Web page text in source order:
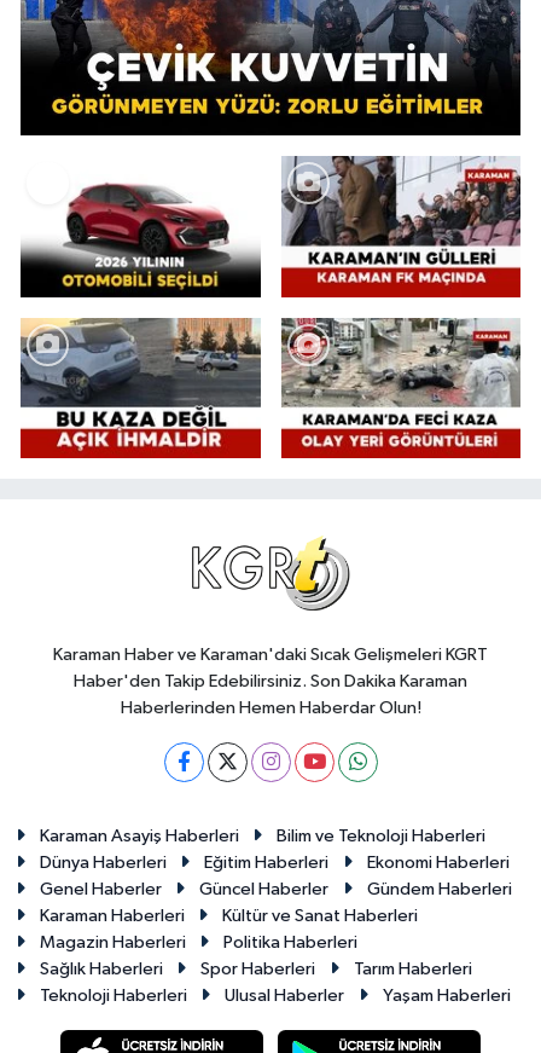
Karaman Haber ve Karaman'daki Sıcak Gelişmeleri KGRT
Haber'den Takip Edebilirsiniz. Son Dakika Karaman
Haberlerinden Hemen Haberdar Olun!
Karaman Asayiş Haberleri
Bilim ve Teknoloji Haberleri
Dünya Haberleri
Eğitim Haberleri
Ekonomi Haberleri
Genel Haberler
Güncel Haberler
Gündem Haberleri
Karaman Haberleri
Kültür ve Sanat Haberleri
Magazin Haberleri
Politika Haberleri
Sağlık Haberleri
Spor Haberleri
Tarım Haberleri
Teknoloji Haberleri
Ulusal Haberler Yaşam Haberleri